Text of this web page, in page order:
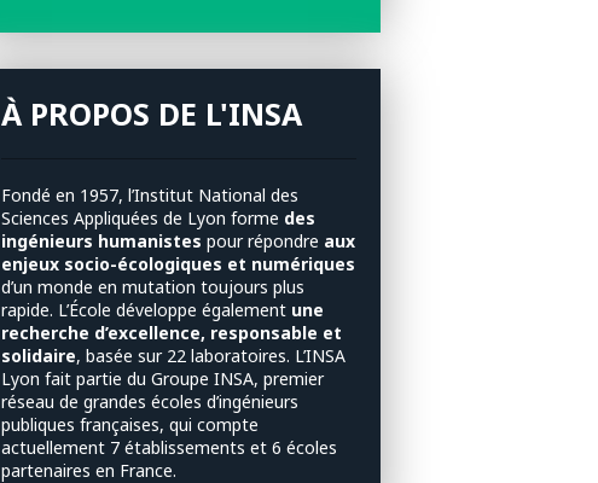
À PROPOS DE L'INSA
Fondé en 1957, l’Institut National des
Sciences Appliquées de Lyon forme des
ingénieurs humanistes pour répondre aux
enjeux socio-écologiques et numériques
d’un monde en mutation toujours plus
rapide. L’École développe également une
recherche d’excellence, responsable et
solidaire, basée sur 22 laboratoires. L’INSA
Lyon fait partie du Groupe INSA, premier
réseau de grandes écoles d’ingénieurs
publiques françaises, qui compte
actuellement 7 établissements et 6 écoles
partenaires en France.